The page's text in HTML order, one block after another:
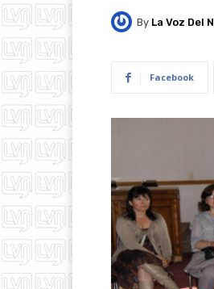
By La Voz Del
Facebook